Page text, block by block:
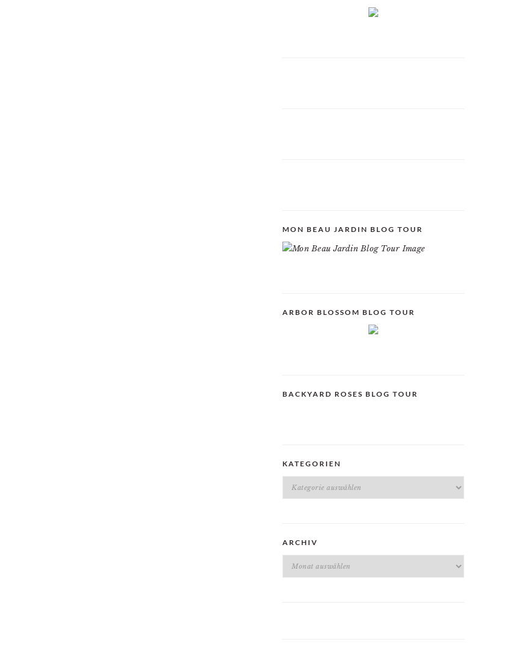
MON BEAU JARDIN BLOG TOUR
ARBOR BLOSSOM BLOG TOUR
BACKYARD ROSES BLOG TOUR
KATEGORIEN
Kategorien
ARCHIV
Archiv